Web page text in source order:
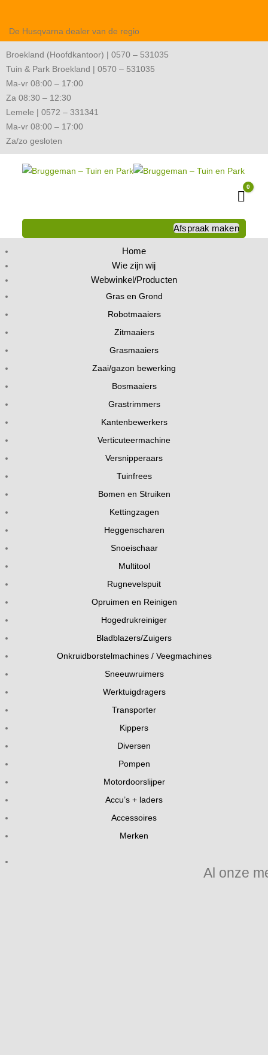
De Husqvarna dealer van de regio
Broekland (Hoofdkantoor) | 0570 – 531035
Tuin & Park Broekland | 0570 – 531035
Ma-vr 08:00 – 17:00
Za 08:30 – 12:30
Lemele | 0572 – 331341
Ma-vr 08:00 – 17:00
Za/zo gesloten
0
Afspraak maken
Home
Wie zijn wij
Webwinkel/Producten
Gras en Grond
Robotmaaiers
Zitmaaiers
Grasmaaiers
Zaai/gazon bewerking
Bosmaaiers
Grastrimmers
Kantenbewerkers
Verticuteermachine
Versnipperaars
Tuinfrees
Bomen en Struiken
Kettingzagen
Heggenscharen
Snoeischaar
Multitool
Rugnevelspuit
Opruimen en Reinigen
Hogedrukreiniger
Bladblazers/Zuigers
Onkruidborstelmachines / Veegmachines
Sneeuwruimers
Werktuigdragers
Transporter
Kippers
Diversen
Pompen
Motordoorslijper
Accu’s + laders
Accessoires
Merken
Al onze